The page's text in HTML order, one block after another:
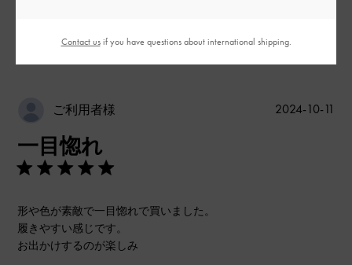
ご利用者様
一目惚れ
形や色が素敵で一目惚れで買いました。
履きやすい感じです。
お出かけするのが楽しみ
2024-10-11
Contact usif you have questions about international shipping.